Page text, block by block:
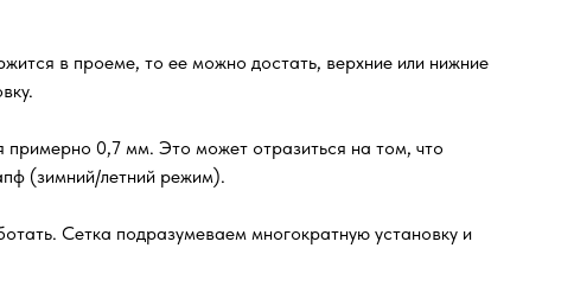
в проеме, то ее можно достать, верхние или нижние
примерно 0,7 мм. Это может отразиться на том, что
(зимний/летний режим).
Сетка подразумеваем многократную установку и